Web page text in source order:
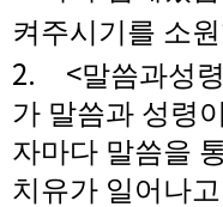
켜주시기를 소
2. <말씀과성
가 말씀과 성령
자마다 말씀을
치유가 일어나